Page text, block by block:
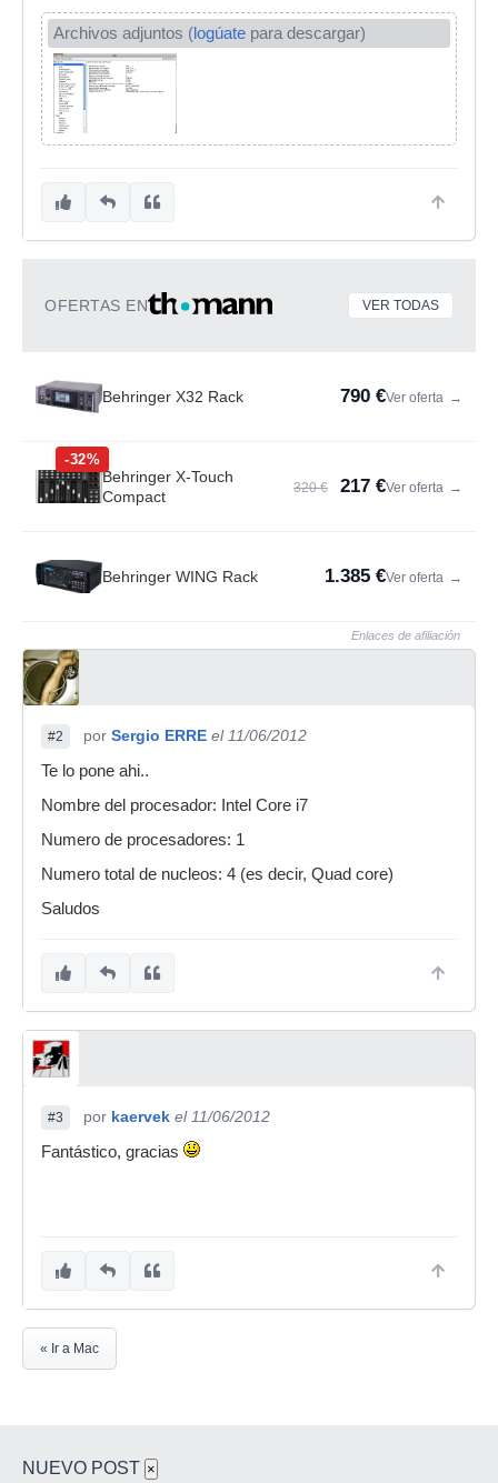
Archivos adjuntos (logúate para descargar)
OFERTAS EN VER TODAS
Behringer X32 Rack 790 €Ver oferta →
-32%
Behringer X-Touch
Compact
320 € 217 €Ver oferta →
Behringer WING Rack 1.385 €Ver oferta →
Enlaces de afiliación
#2 por Sergio ERRE el 11/06/2012
Te lo pone ahi..
Nombre del procesador: Intel Core i7
Numero de procesadores: 1
Numero total de nucleos: 4 (es decir, Quad core)
Saludos
#3 por kaervek el 11/06/2012
Fantástico, gracias
« Ir a Mac
NUEVO POST ×